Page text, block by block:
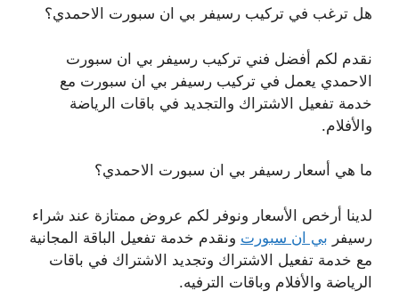
هل ترغب في تركيب رسيفر بي ان سبورت الاحمدي؟
نقدم لكم أفضل فني تركيب رسيفر بي ان سبورت
الاحمدي يعمل في تركيب رسيفر بي ان سبورت مع
خدمة تفعيل الاشتراك والتجديد في باقات الرياضة
والأفلام.
ما هي أسعار رسيفر بي ان سبورت الاحمدي؟
لدينا أرخص الأسعار ونوفر لكم عروض ممتازة عند شراء
رسيفر بي ان سبورت ونقدم خدمة تفعيل الباقة المجانية
مع خدمة تفعيل الاشتراك وتجديد الاشتراك في باقات
الرياضة والأفلام وباقات الترفيه.